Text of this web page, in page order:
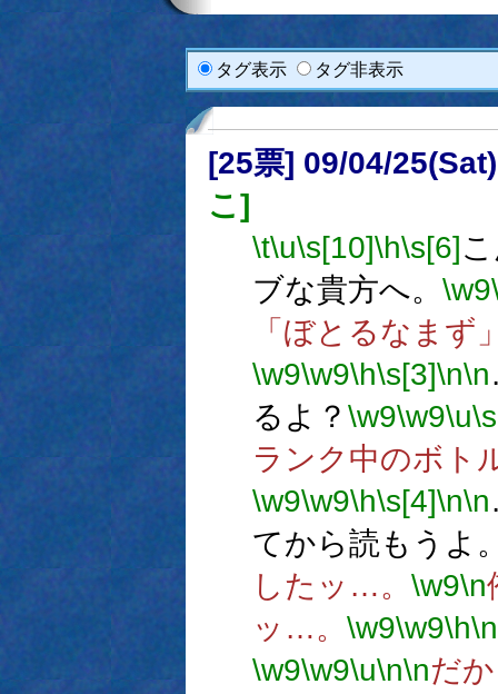
タグ表示 タグ非表示
[25票] 09/04/
こ]
\t\u\s[10]\h\s[6]
ブな貴方へ。 \w9
「ぼとるなまず
\w9\w9\h\s[3]\n\n
るよ？ \w9\w9\u
ランク中のボト
\w9\w9\h\s[4]\n\n
てから読もうよ
したッ…。 \w9\n
ッ…。 \w9\w9\h\n
\w9\w9\u\n\nだ